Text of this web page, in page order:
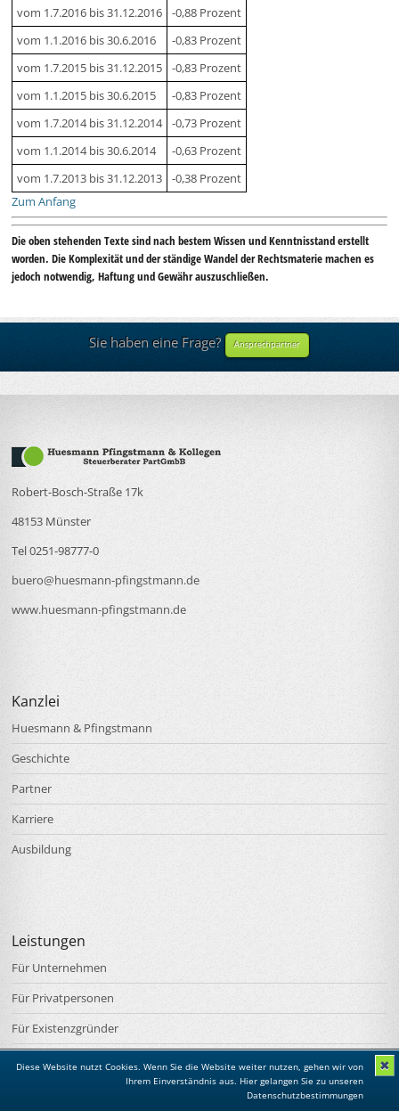
Diese Website nutzt Cookies. Wenn Sie die Website weiter nutzen, gehen wir von
Ihrem Einverständnis aus. Hier gelangen Sie zu unseren
Datenschutzbestimmungen
✖
vom 1.7.2016 bis 31.12.2016
-0,88 Prozent
vom 1.1.2016 bis 30.6.2016
-0,83 Prozent
vom 1.7.2015 bis 31.12.2015
-0,83 Prozent
vom 1.1.2015 bis 30.6.2015
-0,83 Prozent
vom 1.7.2014 bis 31.12.2014
-0,73 Prozent
vom 1.1.2014 bis 30.6.2014
-0,63 Prozent
vom 1.7.2013 bis 31.12.2013
-0,38 Prozent
Zum Anfang
Die oben stehenden Texte sind nach bestem Wissen und Kenntnisstand erstellt
worden. Die Komplexität und der ständige Wandel der Rechtsmaterie machen es
jedoch notwendig, Haftung und Gewähr auszuschließen.
Sie haben eine Frage? Ansprechpartner
Robert-Bosch-Straße 17k
48153 Münster
Tel 0251-98777-0
buero@huesmann-pfingstmann.de
www.huesmann-pfingstmann.de
Kanzlei
Huesmann & Pfingstmann
Geschichte
Partner
Karriere
Ausbildung
Leistungen
Für Unternehmen
Für Privatpersonen
Für Existenzgründer